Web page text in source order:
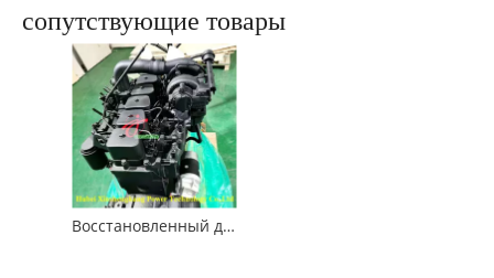
сопутствующие товары
Восстановленный двигатель Cummins 6BT5.9 для строительных машин